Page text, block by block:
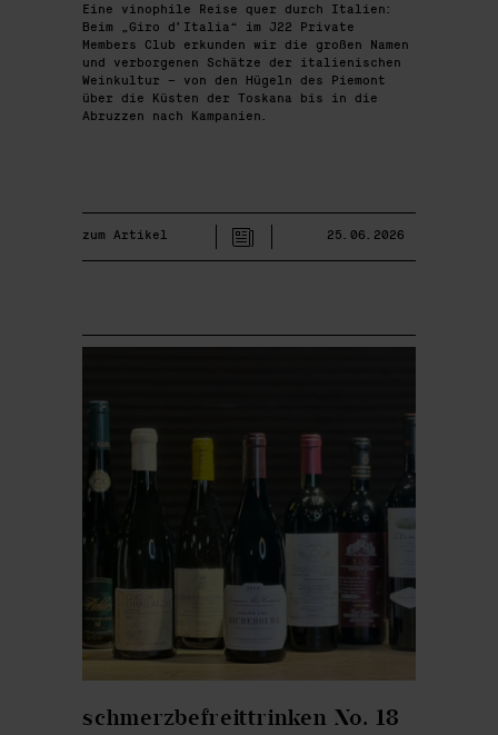
Eine vinophile Reise quer durch Italien:
Beim „Giro d’Italia“ im J22 Private
Members Club erkunden wir die großen Namen
und verborgenen Schätze der italienischen
Weinkultur – von den Hügeln des Piemont
über die Küsten der Toskana bis in die
Abruzzen nach Kampanien.
zum Artikel 25.06.2026
schmerzbefreittrinken No. 18